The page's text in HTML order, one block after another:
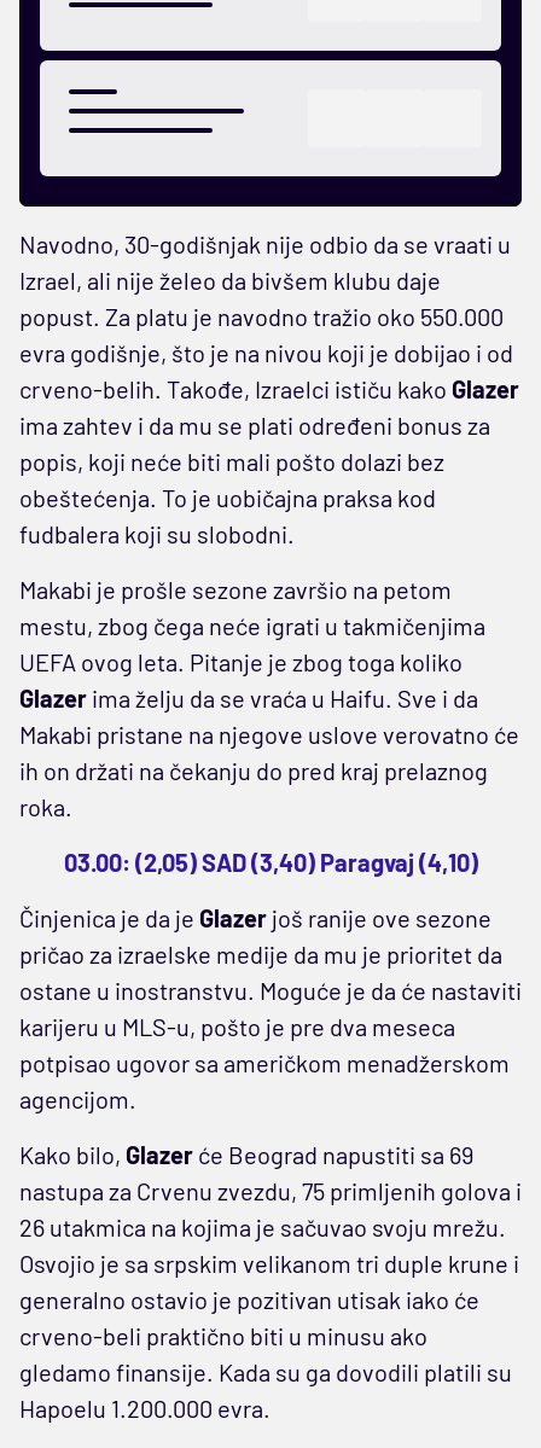
Navodno, 30-godišnjak nije odbio da se vraati u
Izrael, ali nije želeo da bivšem klubu daje
popust. Za platu je navodno tražio oko 550.000
evra godišnje, što je na nivou koji je dobijao i od
crveno-belih. Takođe, Izraelci ističu kako Glazer
ima zahtev i da mu se plati određeni bonus za
popis, koji neće biti mali pošto dolazi bez
obeštećenja. To je uobičajna praksa kod
fudbalera koji su slobodni.
Makabi je prošle sezone završio na petom
mestu, zbog čega neće igrati u takmičenjima
UEFA ovog leta. Pitanje je zbog toga koliko
Glazer ima želju da se vraća u Haifu. Sve i da
Makabi pristane na njegove uslove verovatno će
ih on držati na čekanju do pred kraj prelaznog
roka.
03.00: (2,05) SAD (3,40) Paragvaj (4,10)
Činjenica je da je Glazer još ranije ove sezone
pričao za izraelske medije da mu je prioritet da
ostane u inostranstvu. Moguće je da će nastaviti
karijeru u MLS-u, pošto je pre dva meseca
potpisao ugovor sa američkom menadžerskom
agencijom.
Kako bilo, Glazer će Beograd napustiti sa 69
nastupa za Crvenu zvezdu, 75 primljenih golova i
26 utakmica na kojima je sačuvao svoju mrežu.
Osvojio je sa srpskim velikanom tri duple krune i
generalno ostavio je pozitivan utisak iako će
crveno-beli praktično biti u minusu ako
gledamo finansije. Kada su ga dovodili platili su
Hapoelu 1.200.000 evra.